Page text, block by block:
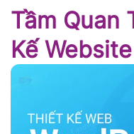
Tầm Quan
Kế